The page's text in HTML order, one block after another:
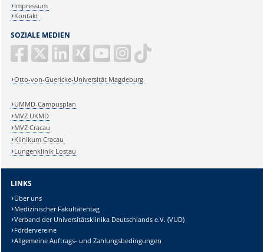
SOZIALE MEDIEN
Otto-von-Guericke-Universität Magdeburg
Impressum
Kontakt
UMMD-Campusplan
MVZ UKMD
MVZ Cracau
Klinikum Cracau
Lungenklinik Lostau
LINKS
Über uns
Medizinischer Fakultätentag
Verband der Universitätsklinika Deutschlands e.V. (VUD)
Fördervereine
Allgemeine Auftrags- und Zahlungsbedingungen